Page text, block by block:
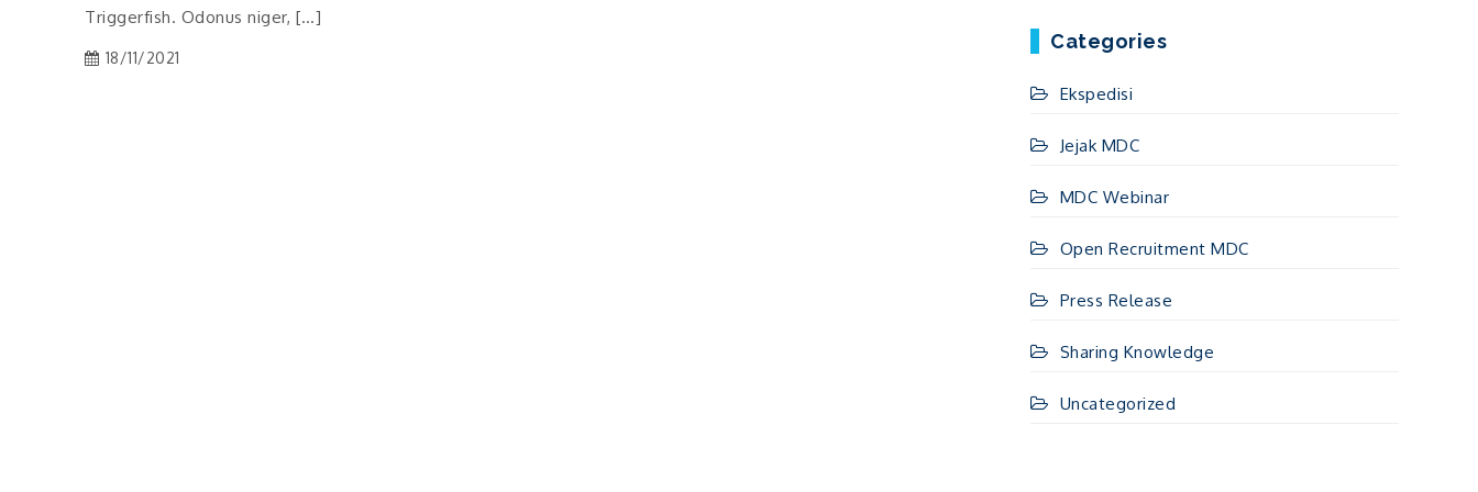
Triggerfish. Odonus niger, […]
18/11/2021
Categories
Ekspedisi
Jejak MDC
MDC Webinar
Open Recruitment MDC
Press Release
Sharing Knowledge
Uncategorized